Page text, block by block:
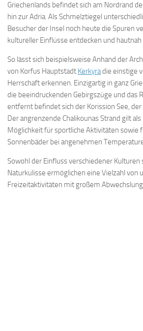
Griechenlands befindet sich am Nordrand
hin zur Adria. Als Schmelztiegel
Besucher der Insel noch heute die Spuren
kultureller Einflüsse entdecken und hautnah
So lässt sich beispielsweise Anhand der
von Korfus Hauptstadt Kerkyradie einstige
Herrschaft erkennen. Einzigartig in ganz
die beeindruckenden Gebirgszüge und das
entfernt befindet sich der Korission See,
Der angrenzende Chalikounas Strand gilt
Möglichkeit für sportliche Aktivitäten sowie
Sonnenbäder bei angenehmen
Sowohl der Einfluss verschiedener Kulturen
Naturkulisse ermöglichen eine Vielzahl von
Freizeitaktivitäten mit großem